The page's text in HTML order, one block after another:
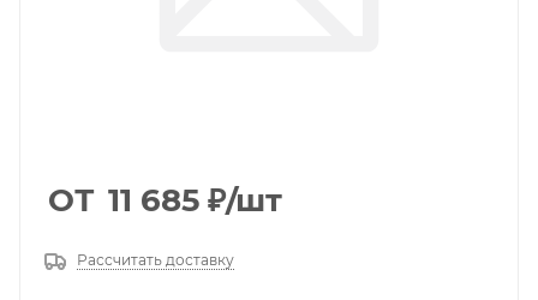
ОТ 11 685 ₽/шт
Рассчитать доставку